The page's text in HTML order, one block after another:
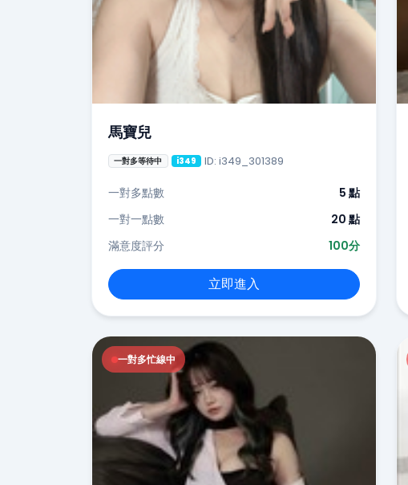
馬寶兒
一對多等待中 i349 ID: i349_301389
一對多點數
5 點
一對一點數
20 點
滿意度評分
100分
立即進入
一對多忙線中